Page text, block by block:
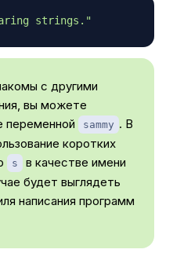
strings."
с другими
вы можете
переменной
sammy . В
коротких
s
в качестве имени
будет выглядеть
написания программ